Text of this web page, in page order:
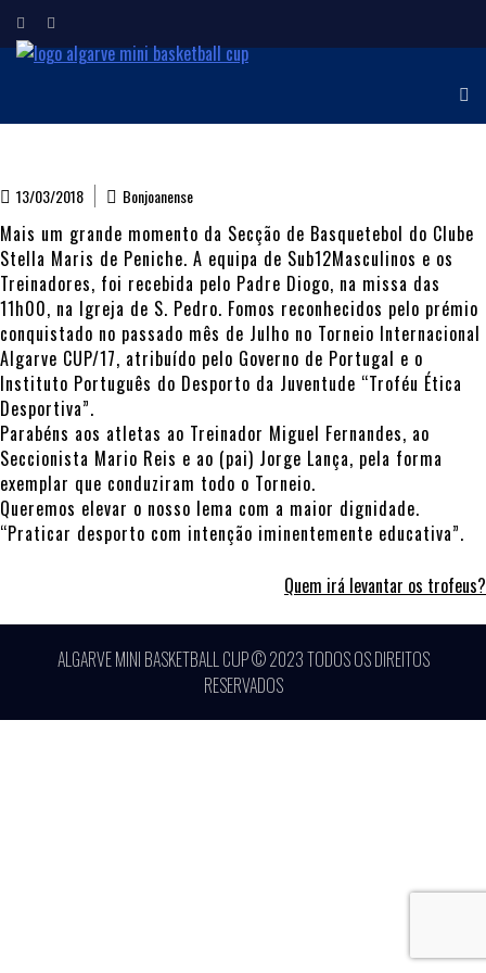
13/03/2018 Bonjoanense
Mais um grande momento da Secção de Basquetebol do Clube
Stella Maris de Peniche. A equipa de Sub12Masculinos e os
Treinadores, foi recebida pelo Padre Diogo, na missa das
11h00, na Igreja de S. Pedro. Fomos reconhecidos pelo prémio
conquistado no passado mês de Julho no Torneio Internacional
Algarve CUP/17, atribuído pelo Governo de Portugal e o
Instituto Português do Desporto da Juventude “Troféu Ética
Desportiva”.
Parabéns aos atletas ao Treinador Miguel Fernandes, ao
Seccionista Mario Reis e ao (pai) Jorge Lança, pela forma
exemplar que conduziram todo o Torneio.
Queremos elevar o nosso lema com a maior dignidade.
“Praticar desporto com intenção iminentemente educativa”.
Quem irá levantar os trofeus?
ALGARVE MINI BASKETBALL CUP © 2023 TODOS OS DIREITOS
RESERVADOS